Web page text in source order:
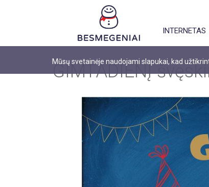
INTERNETAS
Mūsų svetainėje naudojami slapukai, kad
GIMTADIENĮ